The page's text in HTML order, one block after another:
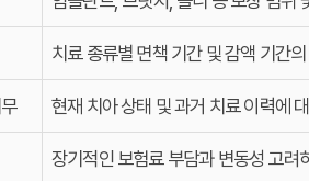
치료 종류별 면책 기간 및 감액 기간
현재 치아 상태 및 과거 치료 이력에
장기적인 보험료 부담과 변동성 고려